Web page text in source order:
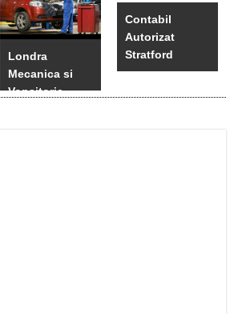
Londra
Mecanica si
Vopsitorie ...
Contabil
Autorizat
Stratford